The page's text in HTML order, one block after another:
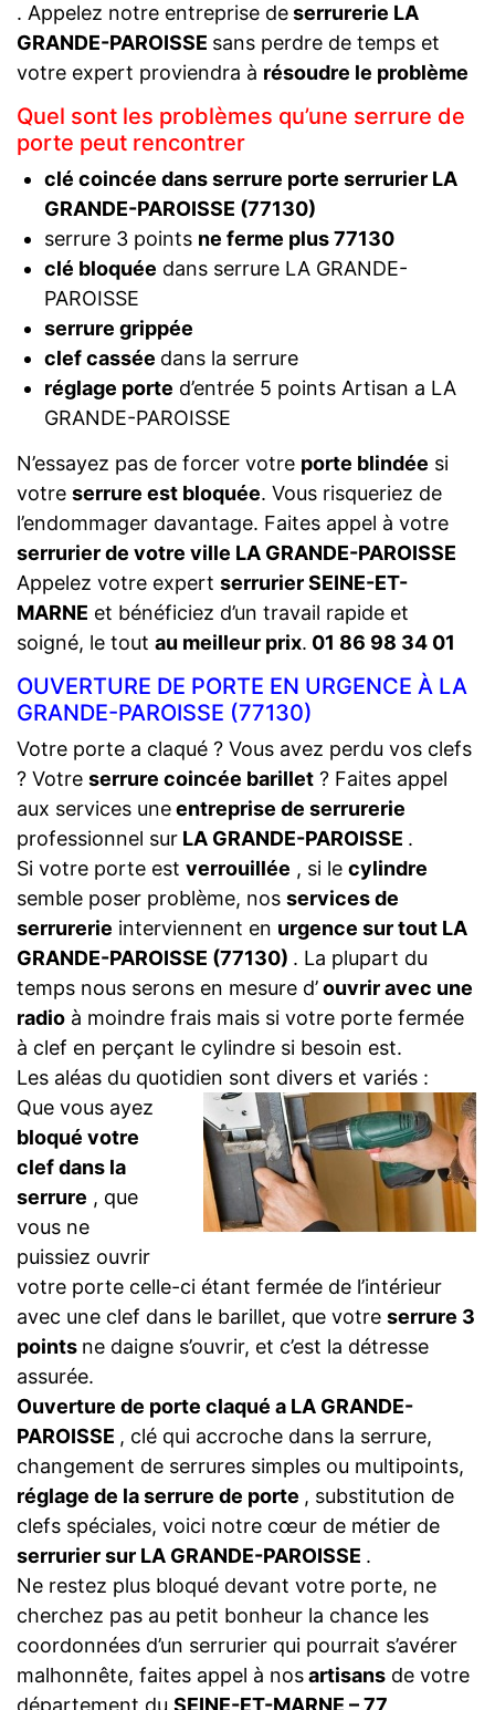
. Appelez notre entreprise deserrurerie LA
GRANDE-PAROISSE sans perdre de temps et
votre expert proviendra à résoudre le problème
Quel sont les problèmes qu’une serrure de
porte peut rencontrer
clé coincée dans serrure porte serrurier LA
GRANDE-PAROISSE (77130)
serrure 3 points ne ferme plus 77130
clé bloquée dans serrure LA GRANDE-
PAROISSE
serrure grippée
clef cassée dans la serrure
réglage porte d’entrée 5 points Artisan a LA
GRANDE-PAROISSE
N’essayez pas de forcer votre porte blindée si
votre serrure est bloquée. Vous risqueriez de
l’endommager davantage. Faites appel à votre
serrurier de votre ville LA GRANDE-PAROISSE
Appelez votre expert serrurier SEINE-ET-
MARNE et bénéficiez d’un travail rapide et
soigné, le tout au meilleur prix. 01 86 98 34 01
OUVERTURE DE PORTE EN URGENCE À LA
GRANDE-PAROISSE (77130)
Votre porte a claqué ? Vous avez perdu vos clefs
? Votre serrure coincée barillet ? Faites appel
aux services uneentreprise de serrurerie
professionnel sur LA GRANDE-PAROISSE .
Si votre porte est verrouillée , si le cylindre
semble poser problème, nos services de
serrurerie interviennent en urgence sur tout LA
GRANDE-PAROISSE (77130) . La plupart du
temps nous serons en mesure d’ouvrir avec une
radio à moindre frais mais si votre porte fermée
à clef en perçant le cylindre si besoin est.
Les aléas du quotidien sont divers et variés :
Que vous ayez
bloqué votre
clef dans la
serrure , que
vous ne
puissiez ouvrir
votre porte celle-ci étant fermée de l’intérieur
avec une clef dans le barillet, que votre serrure 3
points ne daigne s’ouvrir, et c’est la détresse
assurée.
Ouverture de porte claqué a LA GRANDE-
PAROISSE , clé qui accroche dans la serrure,
changement de serrures simples ou multipoints,
réglage de la serrure de porte , substitution de
clefs spéciales, voici notre cœur de métier de
serrurier sur LA GRANDE-PAROISSE .
Ne restez plus bloqué devant votre porte, ne
cherchez pas au petit bonheur la chance les
coordonnées d’un serrurier qui pourrait s’avérer
malhonnête, faites appel à nosartisans de votre
département du SEINE-ET-MARNE – 77